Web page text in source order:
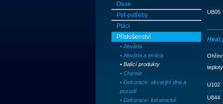
Oase
Pet-potřeby
Ptáci
Příslušenství
• Akvária
• Akvária a terária
• Balící produkty
• Chemie
• Dekorace- akvarijní dna a
pozadí
• Dekorace- keramické
UB05
Heat
U102
U844